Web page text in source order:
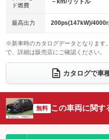
ベンチシート
：装備なし
チップアップシート
：装備なし
：装備なし
ウォークスルー
：装備なし
電動リアゲート
：装備なし
サイドカメラ
：装備あり
：装備なし
ド燃費
－km/リットル
最高出力 200ps(147kW)/
※新車時のカタログデータとなります
で、詳細は販売店にご確認ください。
カタログで車
無料 この車両に関す